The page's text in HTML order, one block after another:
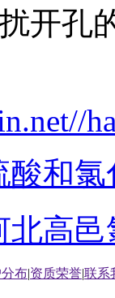
开孔
酸和
北高
布|资质荣誉|联系